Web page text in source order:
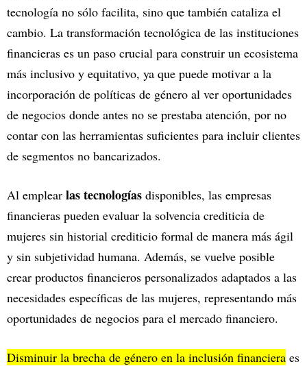
tecnología no sólo facilita, sino que también cataliza el
cambio. La transformación tecnológica de las instituciones
financieras es un paso crucial para construir un ecosistema
más inclusivo y equitativo, ya que puede motivar a la
incorporación de políticas de género al ver oportunidades
de negocios donde antes no se prestaba atención, por no
contar con las herramientas suficientes para incluir clientes
de segmentos no bancarizados.
Al emplear las tecnologías disponibles, las empresas
financieras pueden evaluar la solvencia crediticia de
mujeres sin historial crediticio formal de manera más ágil
y sin subjetividad humana. Además, se vuelve posible
crear productos financieros personalizados adaptados a las
necesidades específicas de las mujeres, representando más
oportunidades de negocios para el mercado financiero.
Disminuir la brecha de género en la inclusión financiera es